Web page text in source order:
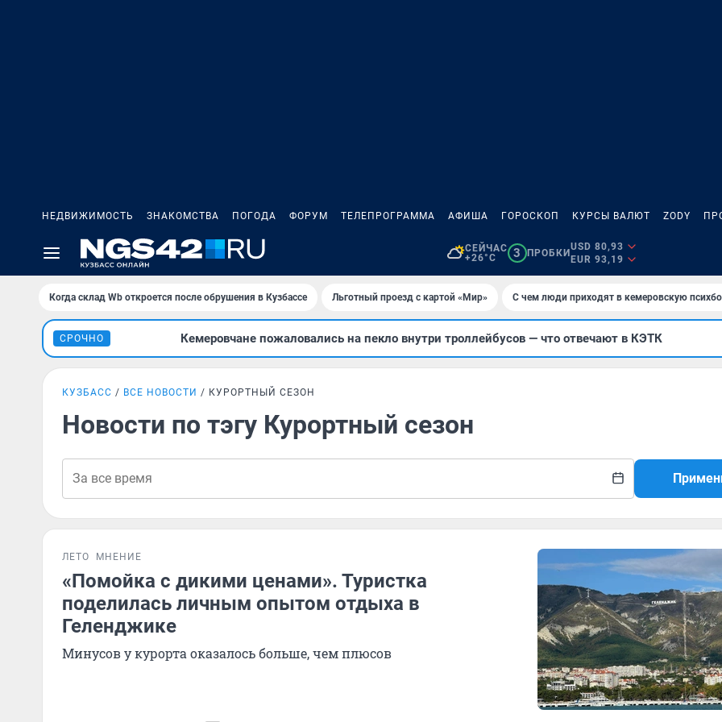
НЕДВИЖИМОСТЬ ЗНАКОМСТВА ПОГОДА ФОРУМ ТЕЛЕПРОГРАММА АФИША ГОРОСКОП КУРСЫ ВАЛЮТ ZODY
СЕЙЧАС
+26°C
3 ПРОБКИ
USD 80,93
EUR 93,19
Когда склад Wb откроется после обрушения в Кузбассе Льготный проезд с картой «Мир» С чем люди приходят в кемеровскую
СРОЧНО Кемеровчане пожаловались на пекло внутри троллейбусов — что отвечают в КЭТК
КУЗБАСС ВСЕ НОВОСТИ КУРОРТНЫЙ СЕЗОН
Новости по тэгу Курортный сезон
ЛЕТО МНЕНИЕ
«Помойка с дикими ценами». Туристка
поделилась личным опытом отдыха в
Геленджике
Минусов у курорта оказалось больше, чем плюсов